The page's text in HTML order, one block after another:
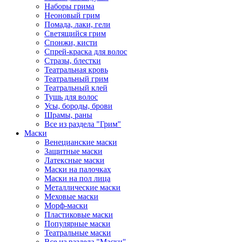
Наборы грима
Неоновый грим
Помада, лаки, гели
Светящийся грим
Спонжи, кисти
Спрей-краска для волос
Стразы, блестки
Театральная кровь
Театральный грим
Театральный клей
Тушь для волос
Усы, бороды, брови
Шрамы, раны
Все из раздела "Грим"
Маски
Венецианские маски
Защитные маски
Латексные маски
Маски на палочках
Маски на пол лица
Металлические маски
Меховые маски
Морф-маски
Пластиковые маски
Популярные маски
Театральные маски